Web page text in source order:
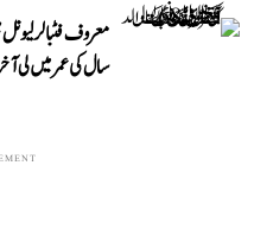
سال کی عمر میں لی